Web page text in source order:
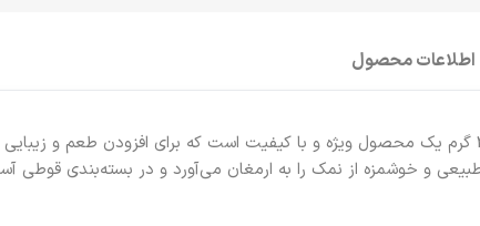
اطلاعات محصول
یک محصول ویژه و با کیفیت است که برای افزودن طعم و
و خوشمزه از نمک را به ارمغان می‌آورد و در بسته‌بندی قوطی